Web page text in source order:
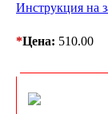
Инструкция на
*Цена: 510.00